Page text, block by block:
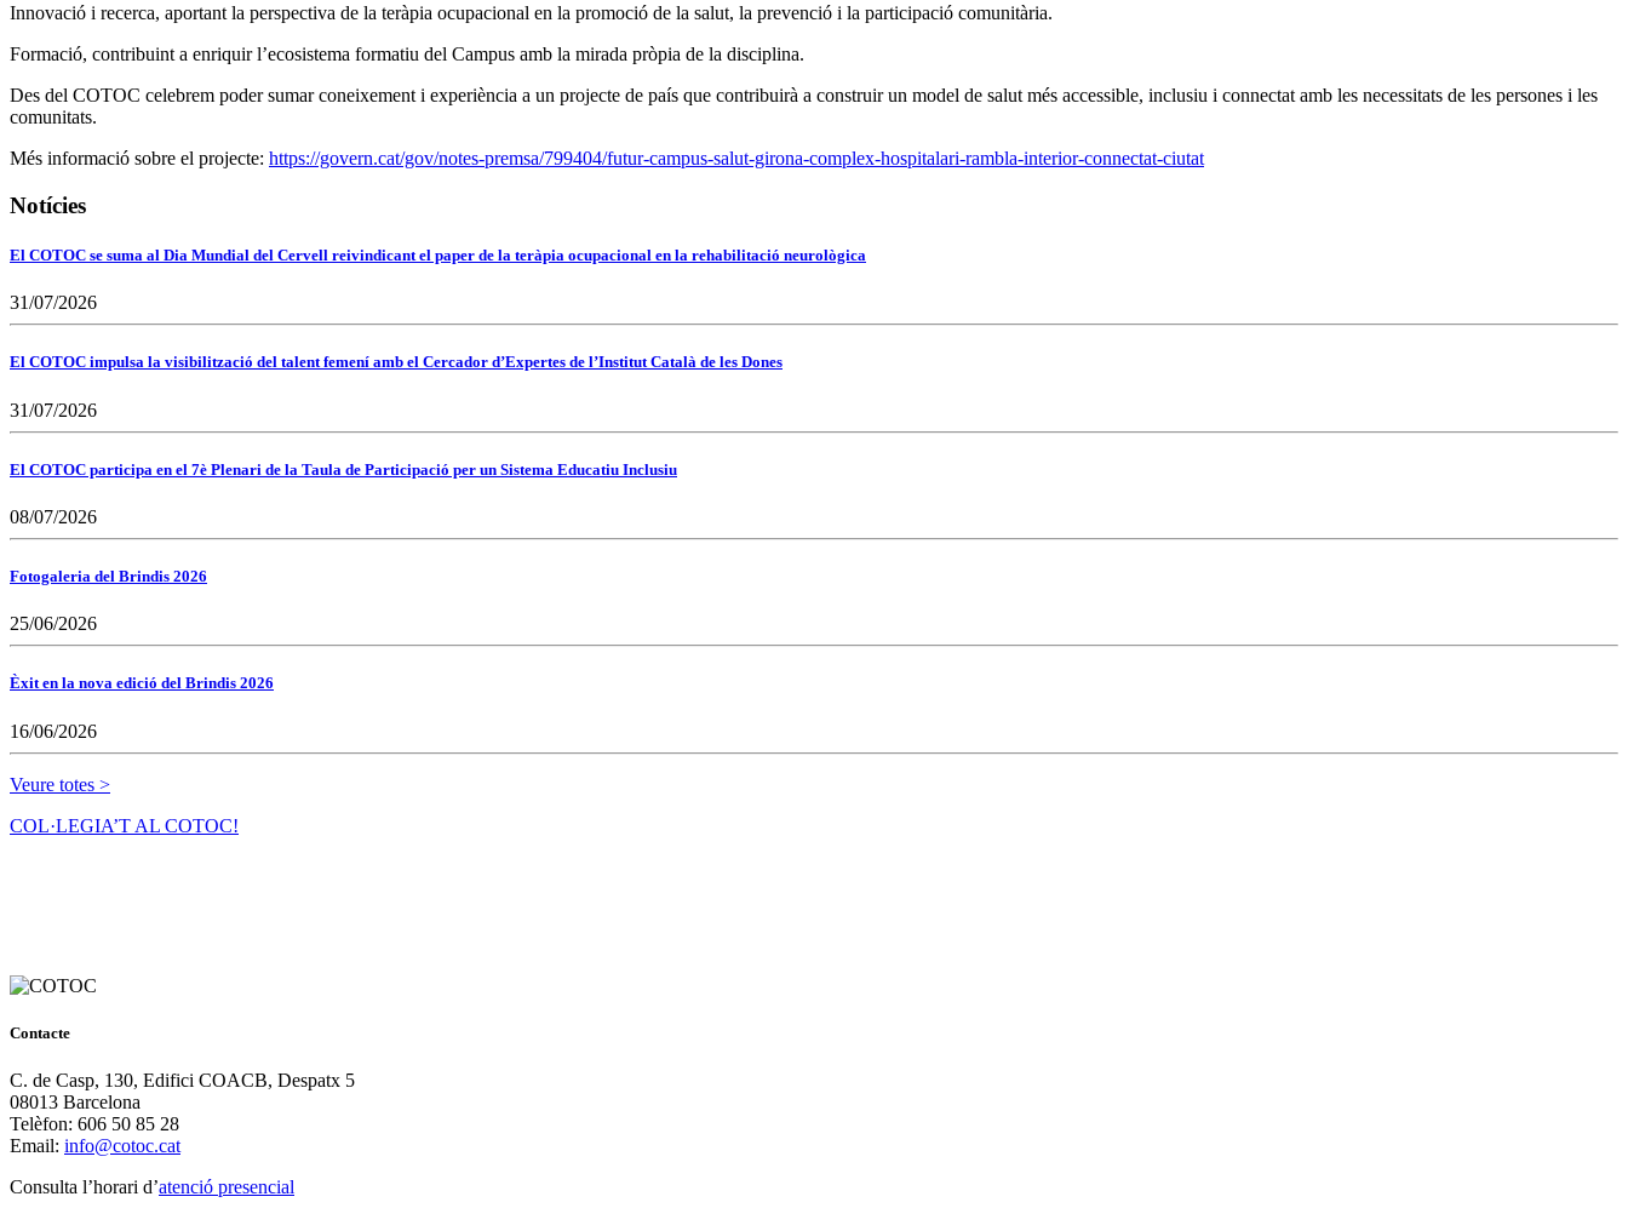
Innovació i recerca, aportant la perspectiva de la teràpia ocupacional en la promoció de la salut, la prevenció i la participació comunitària.
Formació, contribuint a enriquir l’ecosistema formatiu del Campus amb la mirada pròpia de la disciplina.
Des del COTOC celebrem poder sumar coneixement i experiència a un projecte de país que contribuirà a construir un model de salut més accessible, inclusiu i connectat amb les necessitats de les persones i les
comunitats.
Més informació sobre el projecte: https://govern.cat/gov/notes-premsa/799404/futur-campus-salut-girona-complex-hospitalari-rambla-interior-connectat-ciutat
Notícies
El COTOC se suma al Dia Mundial del Cervell reivindicant el paper de la teràpia ocupacional en la rehabilitació neurològica
31/07/2026
El COTOC impulsa la visibilització del talent femení amb el Cercador d’Expertes de l’Institut Català de les Dones
31/07/2026
El COTOC participa en el 7è Plenari de la Taula de Participació per un Sistema Educatiu Inclusiu
08/07/2026
Fotogaleria del Brindis 2026
25/06/2026
Èxit en la nova edició del Brindis 2026
16/06/2026
Veure totes >
COL·LEGIA’T AL COTOC!
Contacte
C. de Casp, 130, Edifici COACB, Despatx 5
08013 Barcelona
Telèfon: 606 50 85 28
Email: info@cotoc.cat
Consulta l’horari d’atenció presencial